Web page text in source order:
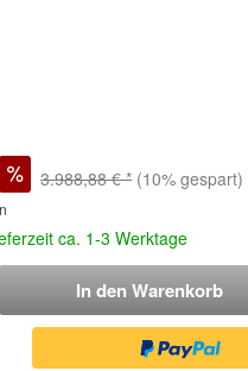
3.988,88 € * (10% gespart)
ca. 1-3 Werktage
In den Warenkorb